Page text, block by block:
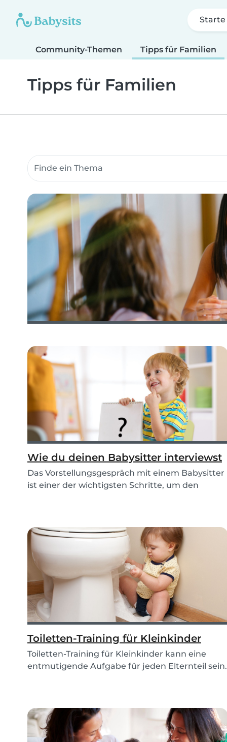
Starte
Community-Themen Tipps für Familien
Tipps für Familien
Suche Community-Themen
Wie du deinen Babysitter interviewst
Das Vorstellungsgespräch mit einem Babysitter
ist einer der wichtigsten Schritte, um den
Toiletten-Training für Kleinkinder
Toiletten-Training für Kleinkinder kann eine
entmutigende Aufgabe für jeden Elternteil sein.